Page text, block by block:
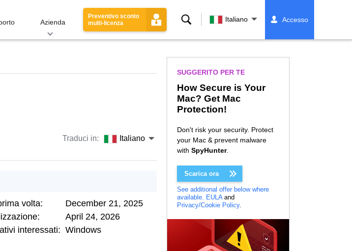
Azienda
Preventivo sconto
multi-licenza
Ricerca Italiano Accesso
Traduci in: Italiano
volta:
December 21, 2025
April 24, 2026
interessati: Windows
SUGGERITO PER TE
How Secure is Your
Mac? Get Mac
Protection!
Don't risk your security. Protect
your Mac & prevent malware
with SpyHunter.
Scarica ora
See additional offer below where
available. EULAand
Privacy/Cookie Policy.